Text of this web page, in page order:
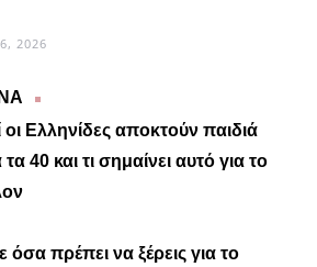
2026
οι Ελληνίδες αποκτούν παιδιά
τα 40 και τι σημαίνει αυτό για το
όσα πρέπει να ξέρεις για το